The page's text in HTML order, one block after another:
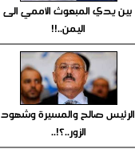
بين يدي المبعوث الأممي الى
اليمن..!!
الرئيس صالح والمسيرة وشهود
الزور..؟!..